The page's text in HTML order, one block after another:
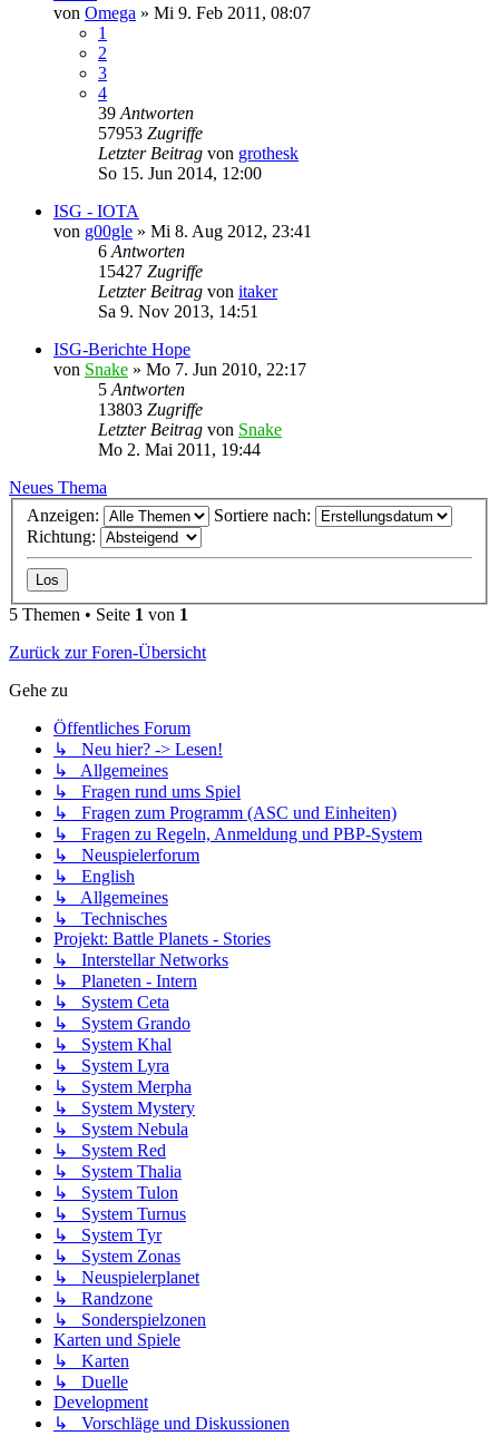
von Omega » Mi 9. Feb 2011, 08:07
1
2
3
4
39 Antworten
57953 Zugriffe
Letzter Beitrag von grothesk
So 15. Jun 2014, 12:00
ISG - IOTA
von g00gle » Mi 8. Aug 2012, 23:41
6 Antworten
15427 Zugriffe
Letzter Beitrag von itaker
Sa 9. Nov 2013, 14:51
ISG-Berichte Hope
von Snake » Mo 7. Jun 2010, 22:17
5 Antworten
13803 Zugriffe
Letzter Beitrag von Snake
Mo 2. Mai 2011, 19:44
Neues Thema
Anzeigen:
Sortiere nach:
Richtung:
5 Themen • Seite 1 von 1
Zurück zur Foren-Übersicht
Gehe zu
Öffentliches Forum
↳ Neu hier? -> Lesen!
↳ Allgemeines
↳ Fragen rund ums Spiel
↳ Fragen zum Programm (ASC und Einheiten)
↳ Fragen zu Regeln, Anmeldung und PBP-System
↳ Neuspielerforum
↳ English
↳ Allgemeines
↳ Technisches
Projekt: Battle Planets - Stories
↳ Interstellar Networks
↳ Planeten - Intern
↳ System Ceta
↳ System Grando
↳ System Khal
↳ System Lyra
↳ System Merpha
↳ System Mystery
↳ System Nebula
↳ System Red
↳ System Thalia
↳ System Tulon
↳ System Turnus
↳ System Tyr
↳ System Zonas
↳ Neuspielerplanet
↳ Randzone
↳ Sonderspielzonen
Karten und Spiele
↳ Karten
↳ Duelle
Development
↳ Vorschläge und Diskussionen